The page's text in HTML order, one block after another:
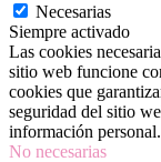
Necesarias
Siempre activado
Las cookies
sitio web funcione
cookies que
seguridad del sitio
información personal.
No necesarias